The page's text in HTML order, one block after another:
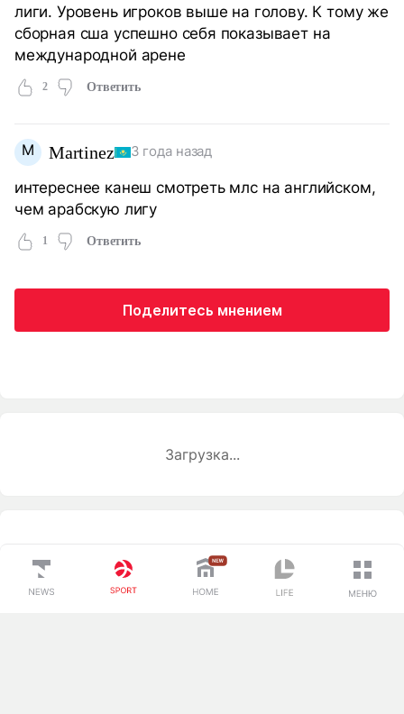
лиги. Уровень игроков выше на голову. К тому же
сборная сша успешно себя показывает на
международной арене
2 Ответить
M Martinez 3 года назад
интереснее канеш смотреть млс на английском,
чем арабскую лигу
1 Ответить
Поделитесь мнением
Загрузка...